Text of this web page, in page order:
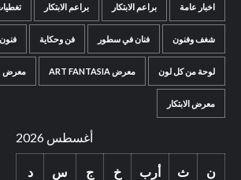
اخبار عامة براعم الابتكار براعم الابتكار
شغف وفنون فنان في سطور فن وحكاية
لوحة من كل لون معرض ART FANTASIA معرض BE ART
معرض الابتكار
أغسطس 2026
ن ث أرب خ ج س د